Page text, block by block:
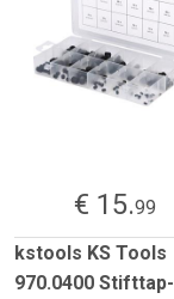
€ 15.99
kstools KS Tools
970.0400 Stifttap-